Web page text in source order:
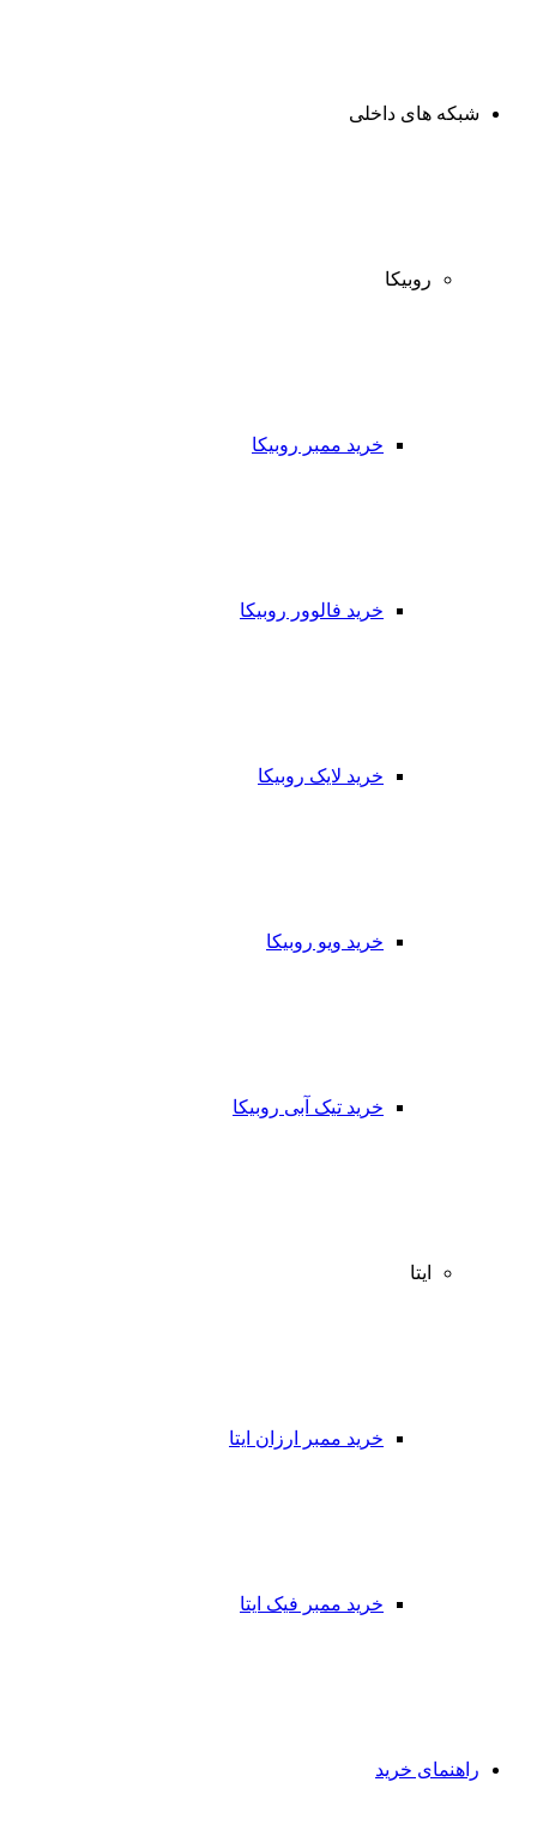
شبکه های داخلی
روبیکا
خرید ممبر روبیکا
خرید فالوور روبیکا
خرید لایک روبیکا
خرید ویو روبیکا
خرید تیک آبی روبیکا
ایتا
خرید ممبر ارزان ایتا
خرید ممبر فیک ایتا
راهنمای خرید